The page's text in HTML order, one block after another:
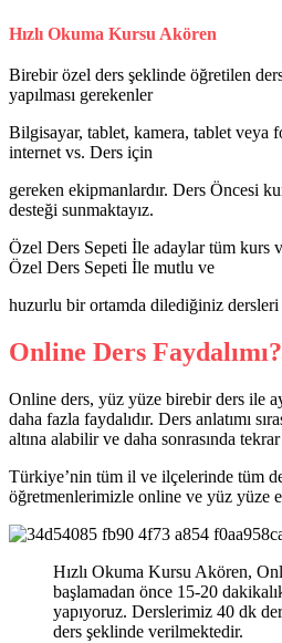
Hızlı Okuma Kursu Akören
Birebir özel ders şeklinde öğretilen
yapılması gerekenler
Bilgisayar, tablet, kamera, tablet veya
internet vs. Ders için
gereken ekipmanlardır. Ders Öncesi
desteği sunmaktayız.
Özel Ders Sepeti İle adaylar tüm kurs
Özel Ders Sepeti İle mutlu ve
huzurlu bir ortamda dilediğiniz
Online Ders Faydalımı?
Online ders, yüz yüze birebir ders ile
daha fazla faydalıdır. Ders anlatımı
altına alabilir ve daha sonrasında
Türkiye’nin tüm il ve ilçelerinde tüm
öğretmenlerimizle online ve yüz yüze
Hızlı Okuma Kursu Akören,
başlamadan önce 15-20
yapıyoruz. Derslerimiz 40 dk
ders şeklinde verilmektedir.